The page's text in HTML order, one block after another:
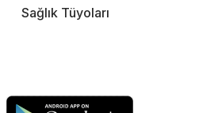
Sağlık Tüyoları